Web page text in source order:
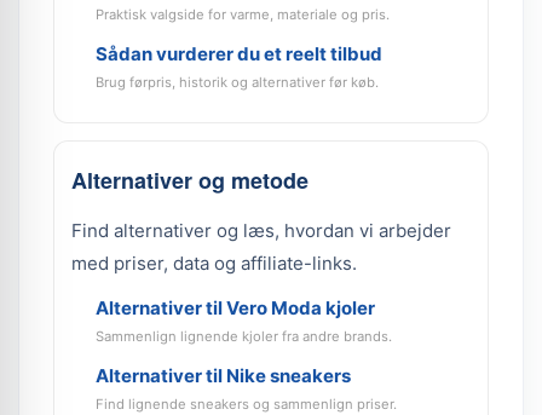
Praktisk valgside for varme, materiale og pris.
Sådan vurderer du et reelt tilbud
Brug førpris, historik og alternativer før køb.
Alternativer og metode
Find alternativer og læs, hvordan vi arbejder
med priser, data og affiliate-links.
Alternativer til Vero Moda kjoler
Sammenlign lignende kjoler fra andre brands.
Alternativer til Nike sneakers
Find lignende sneakers og sammenlign priser.